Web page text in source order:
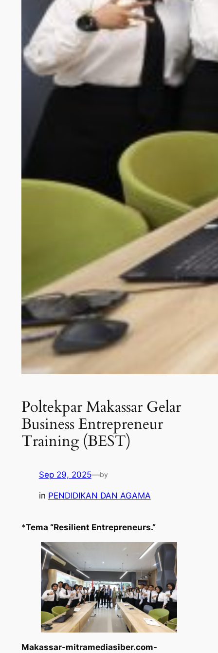
Poltekpar Makassar Gelar
Business Entrepreneur
Training (BEST)
Sep 29, 2025—by
in PENDIDIKAN DAN AGAMA
*Tema “Resilient Entrepreneurs.”
Makassar-mitramediasiber.com-